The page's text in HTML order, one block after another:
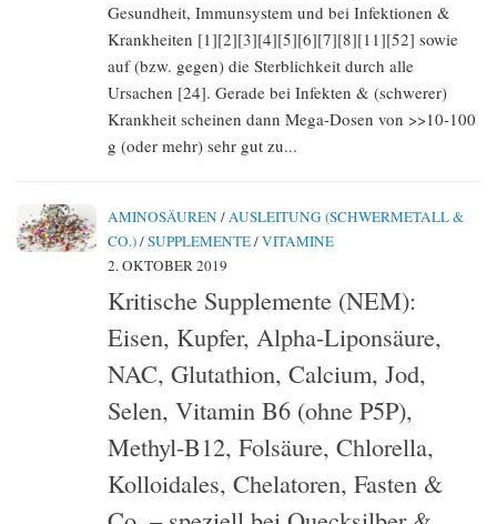
Gesundheit, Immunsystem und bei Infektionen &
Krankheiten [1][2][3][4][5][6][7][8][11][52] sowie
auf (bzw. gegen) die Sterblichkeit durch alle
Ursachen [24]. Gerade bei Infekten & (schwerer)
Krankheit scheinen dann Mega-Dosen von >>10-100
g (oder mehr) sehr gut zu...
AMINOSÄUREN /AUSLEITUNG (SCHWERMETALL &
CO.)/SUPPLEMENTE/VITAMINE
2. OKTOBER 2019
Kritische Supplemente (NEM):
Eisen, Kupfer, Alpha-Liponsäure,
NAC, Glutathion, Calcium, Jod,
Selen, Vitamin B6 (ohne P5P),
Methyl-B12, Folsäure, Chlorella,
Kolloidales, Chelatoren, Fasten &